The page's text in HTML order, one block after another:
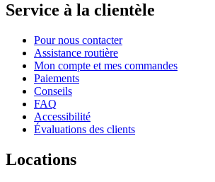
Service à la clientèle
Pour nous contacter
Assistance routière
Mon compte et mes commandes
Paiements
Conseils
FAQ
Accessibilité
Évaluations des clients
Locations